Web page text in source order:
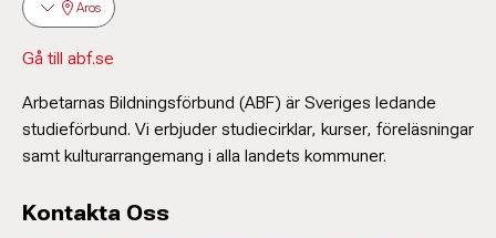
Aros
Gå till abf.se
Arbetarnas Bildningsförbund (ABF) är Sveriges ledande
studieförbund. Vi erbjuder studiecirklar, kurser, föreläsningar
samt kulturarrangemang i alla landets kommuner.
Kontakta Oss